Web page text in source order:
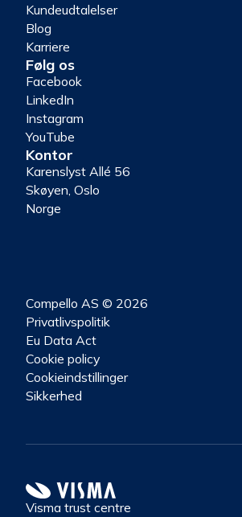
Kundeudtalelser
Blog
Karriere
Følg os
Facebook
LinkedIn
Instagram
YouTube
Kontor
Karenslyst Allé 56
Skøyen, Oslo
Norge
Compello AS © 2026
Privatlivspolitik
Eu Data Act
Cookie policy
Cookieindstillinger
Sikkerhed
Visma trust centre